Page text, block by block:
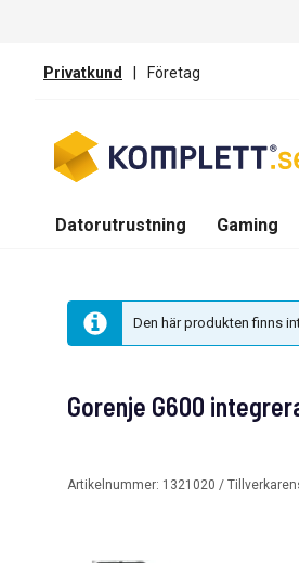
Privatkund | Företag
Datorutrustning Gaming
Den här produkten finns
Gorenje G600
Artikelnummer: 1321020 /